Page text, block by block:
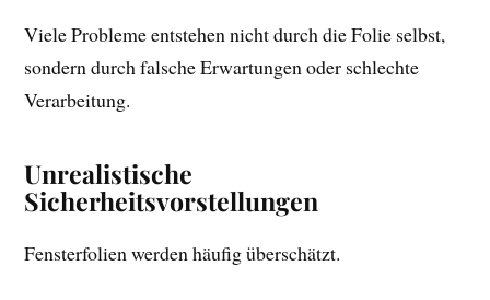
Viele Probleme entstehen nicht durch die Folie selbst,
sondern durch falsche Erwartungen oder schlechte
Verarbeitung.
Unrealistische
Sicherheitsvorstellungen
Fensterfolien werden häufig überschätzt.